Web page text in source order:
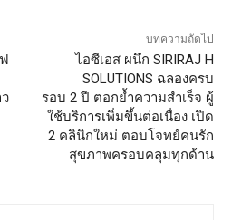
บทความถัดไป
ไอซีเอส ผนึก SIRIRAJ H
SOLUTIONS ฉลองครบ
รอบ 2 ปี ตอกย้ำความสำเร็จ ผู้
ใช้บริการเพิ่มขึ้นต่อเนื่อง เปิด
2 คลินิกใหม่ ตอบโจทย์คนรัก
สุขภาพครอบคลุมทุกด้าน